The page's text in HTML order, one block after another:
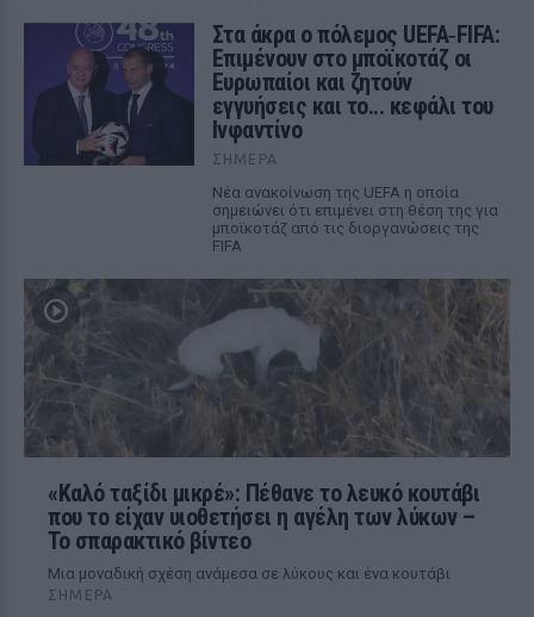
Στα άκρα ο πόλεμος UEFA‑FIFA:
Επιμένουν στο μποϊκοτάζ οι
Ευρωπαίοι και ζητούν
εγγυήσεις και το... κεφάλι του
Ινφαντίνο
ΣΉΜΕΡΑ
Νέα ανακοίνωση της UEFA η οποία
σημειώνει ότι επιμένει στη θέση της για
μποϊκοτάζ από τις διοργανώσεις της
FIFA
«Καλό ταξίδι μικρέ»: Πέθανε το λευκό κουτάβι
που το είχαν υιοθετήσει η αγέλη των λύκων –
Το σπαρακτικό βίντεο
Μια μοναδική σχέση ανάμεσα σε λύκους και ένα κουτάβι
ΣΉΜΕΡΑ